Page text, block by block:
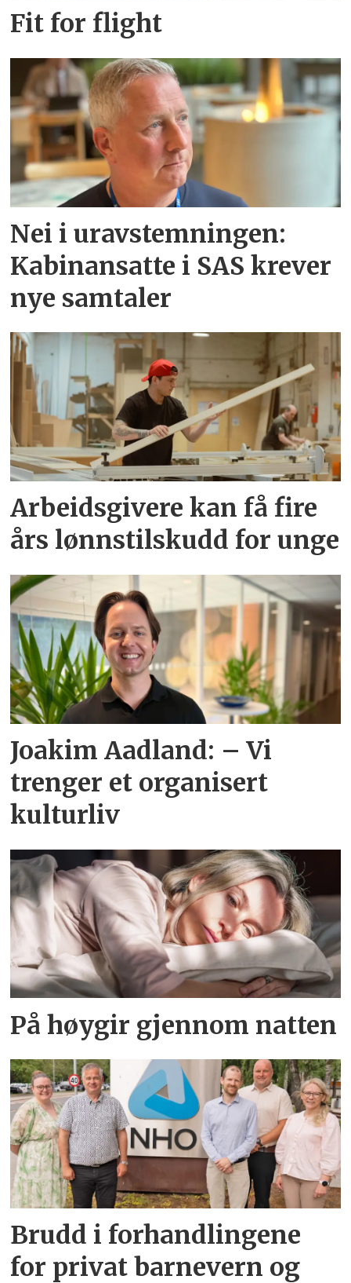
Fit for flight
Nei i uravstemningen:
Kabinansatte i SAS krever
nye samtaler
Arbeidsgivere kan få fire
års lønnstilskudd for unge
Joakim Aadland: – Vi
trenger et organisert
kulturliv
På høygir gjennom natten
Brudd i forhandlingene
for privat barnevern og